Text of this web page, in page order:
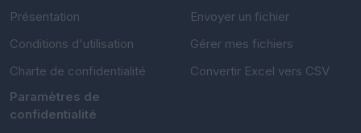
Présentation
Conditions d'utilisation
Charte de confidentialité
Paramètres de
confidentialité
Envoyer un fichier
Gérer mes fichiers
Convertir Excel vers CSV